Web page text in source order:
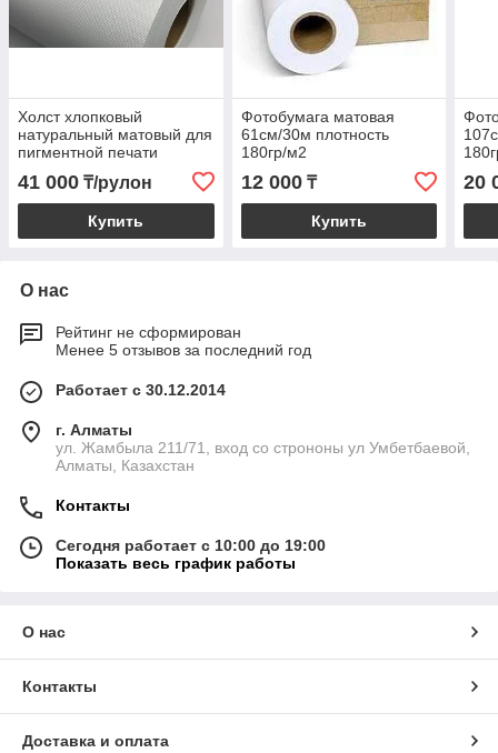
Холст хлопковый
натуральный матовый для
пигментной печати
0,91×30 м, 380 г/м²
41 000 ₸/рулон
Купить
Фотобумага матовая
61см/30м плотность
180гр/м2
12 000₸
Купить
20
О нас
Рейтинг не сформирован
Менее 5 отзывов за последний год
Работает с 30.12.2014
г. Алматы
ул. Жамбыла 211/71, вход со строноны ул Умбетбаевой,
Алматы, Казахстан
Контакты
Сегодня работает с 10:00 до 19:00
Показать весь график работы
О нас
Контакты
Доставка и оплата